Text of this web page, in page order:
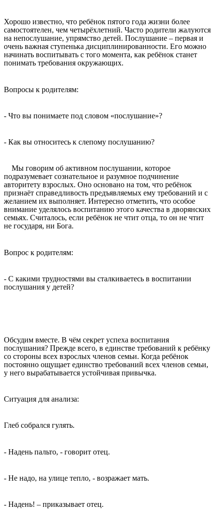
Хорошо известно, что ребёнок пятого года жизни более
самостоятелен, чем четырёхлетний. Часто родители жалуются
на непослушание, упрямство детей. Послушание – первая и
очень важная ступенька дисциплинированности. Его можно
начинать воспитывать с того момента, как ребёнок станет
понимать требования окружающих.
Вопросы к родителям:
- Что вы понимаете под словом «послушание»?
- Как вы относитесь к слепому послушанию?
Мы говорим об активном послушании, которое
подразумевает сознательное и разумное подчинение
авторитету взрослых. Оно основано на том, что ребёнок
признаёт справедливость предъявляемых ему требований и с
желанием их выполняет. Интересно отметить, что особое
внимание уделялось воспитанию этого качества в дворянских
семьях. Считалось, если ребёнок не чтит отца, то он не чтит
не государя, ни Бога.
Вопрос к родителям:
- С какими трудностями вы сталкиваетесь в воспитании
послушания у детей?
Обсудим вместе. В чём секрет успеха воспитания
послушания? Прежде всего, в единстве требований к ребёнку
со стороны всех взрослых членов семьи. Когда ребёнок
постоянно ощущает единство требований всех членов семьи,
у него вырабатывается устойчивая привычка.
Ситуация для анализа:
Глеб собрался гулять.
- Надень пальто, - говорит отец.
- Не надо, на улице тепло, - возражает мать.
- Надень! – приказывает отец.